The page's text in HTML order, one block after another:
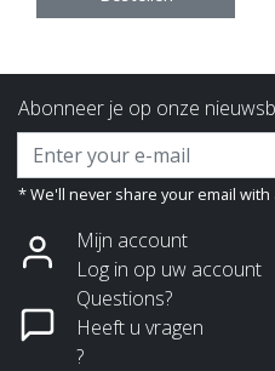
Abonneer je op onze
* We'll never share your email with
Mijn account
Log in op uw account
Questions?
Heeft u vragen
?